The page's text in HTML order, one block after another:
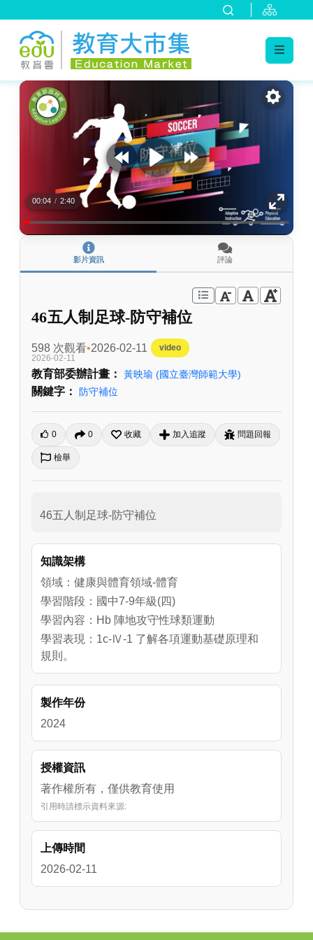
:::
00:04 / 2:40
影片資訊 評論
46五人制足球-防守補位
598 次觀看 2026-02-11
video
2026-02-11
教育部委辦計畫： 黃映瑜 (國立臺灣師範大學)
關鍵字： 防守補位
0 0 收藏 加入追蹤 問題回報
檢舉
46五人制足球-防守補位
知識架構
領域：健康與體育領域-體育
學習階段：國中7-9年級(四)
學習內容：Hb 陣地攻守性球類運動
學習表現：1c-Ⅳ-1 了解各項運動基礎原理和
規則。
製作年份
2024
授權資訊
著作權所有，僅供教育使用
引用時請標示資料來源:
上傳時間
2026-02-11